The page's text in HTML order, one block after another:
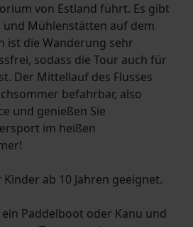
von Estland führt. Es gibt
Mühlenstätten auf dem
ist die Wanderung sehr
sodass die Tour auch für
Der Mittellauf des Flusses
befahrbar, also
und genießen Sie
im heißen
ab 10 Jahren geeignet.
Paddelboot oder Kanu und